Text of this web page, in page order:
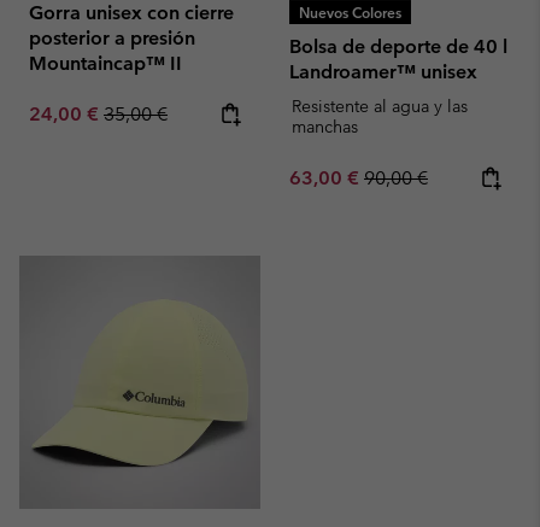
Gorra unisex con cierre
posterior a presión
Mountaincap™ II
Sale price:
24,00 € Regular price:
35,00 €
Nuevos Colores
Bolsa de deporte de 40 l
Landroamer™ unisex
Resistente al agua y las
manchas
Sale price:
63,00 € Regular price:
90,00 €